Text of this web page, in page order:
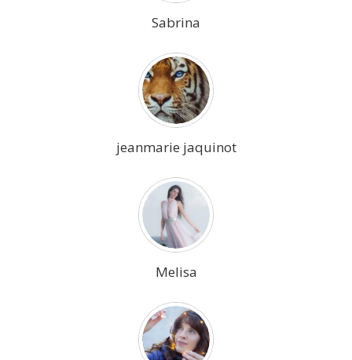
Sabrina
jeanmarie jaquinot
Melisa